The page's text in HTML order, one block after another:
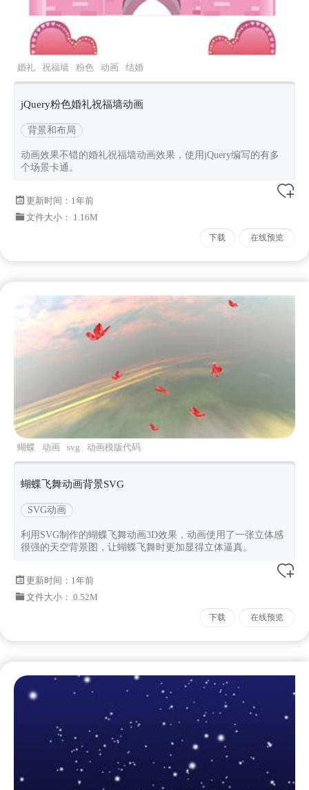
婚礼 祝福墙 粉色 动画 结婚
jQuery粉色婚礼祝福墙动画
背景和布局
动画效果不错的婚礼祝福墙动画效果，使用jQuery编写的有多
个场景卡通。
更新时间： 1年前
文件大小： 1.16M
下载 在线预览
蝴蝶 动画 svg 动画模版代码
蝴蝶飞舞动画背景SVG
SVG动画
利用SVG制作的蝴蝶飞舞动画3D效果，动画使用了一张立体感
很强的天空背景图，让蝴蝶飞舞时更加显得立体逼真。
更新时间： 1年前
文件大小： 0.52M
下载 在线预览